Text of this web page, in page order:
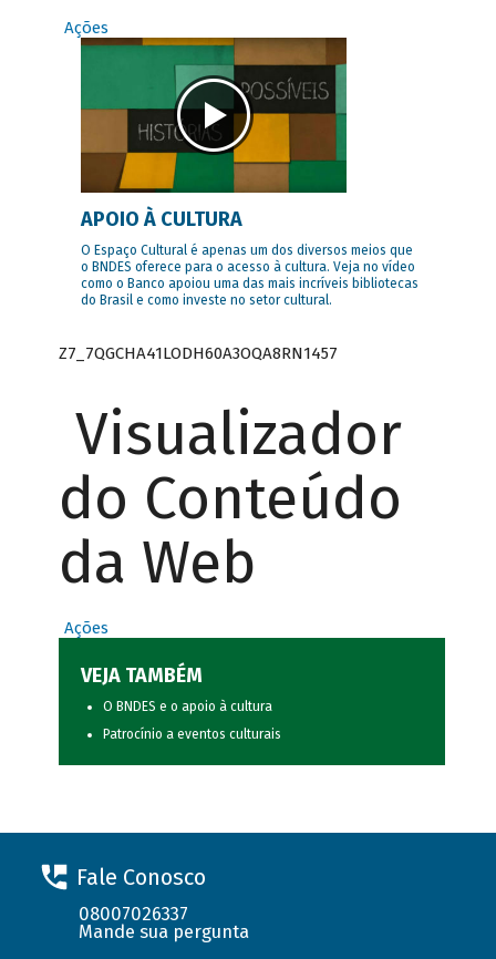
Ações
APOIO À CULTURA
O Espaço Cultural é apenas um dos diversos meios que
o BNDES oferece para o acesso à cultura. Veja no vídeo
como o Banco apoiou uma das mais incríveis bibliotecas
do Brasil e como investe no setor cultural.
Z7_7QGCHA41LODH60A3OQA8RN1457
Visualizador
do Conteúdo
da Web
Ações
VEJA TAMBÉM
O BNDES e o apoio à cultura
Patrocínio a eventos culturais
Fale Conosco
08007026337
Mande sua pergunta